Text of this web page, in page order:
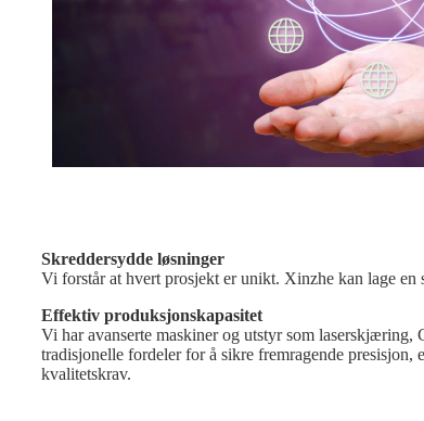
Skreddersydde løsninger
Vi forstår at hvert prosjekt er unikt. Xinzhe kan lage en
Effektiv produksjonskapasitet
Vi har avanserte maskiner og utstyr som laserskjæring,
tradisjonelle fordeler for å sikre fremragende
kvalitetskrav.